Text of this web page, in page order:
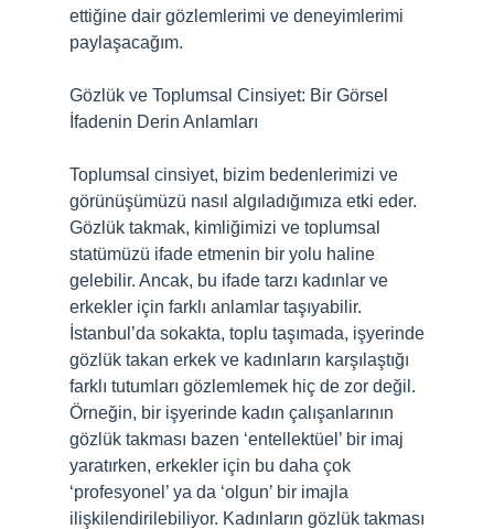
ettiğine dair gözlemlerimi ve deneyimlerimi
paylaşacağım.
Gözlük ve Toplumsal Cinsiyet: Bir Görsel
İfadenin Derin Anlamları
Toplumsal cinsiyet, bizim bedenlerimizi ve
görünüşümüzü nasıl algıladığımıza etki eder.
Gözlük takmak, kimliğimizi ve toplumsal
statümüzü ifade etmenin bir yolu haline
gelebilir. Ancak, bu ifade tarzı kadınlar ve
erkekler için farklı anlamlar taşıyabilir.
İstanbul’da sokakta, toplu taşımada, işyerinde
gözlük takan erkek ve kadınların karşılaştığı
farklı tutumları gözlemlemek hiç de zor değil.
Örneğin, bir işyerinde kadın çalışanlarının
gözlük takması bazen ‘entellektüel’ bir imaj
yaratırken, erkekler için bu daha çok
‘profesyonel’ ya da ‘olgun’ bir imajla
ilişkilendirilebiliyor. Kadınların gözlük takması